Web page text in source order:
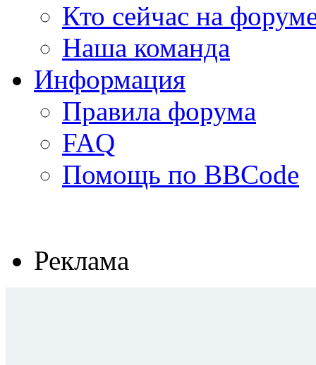
Кто сейчас на
Наша команда
Информация
Правила форума
FAQ
Помощь по BBCode
Реклама